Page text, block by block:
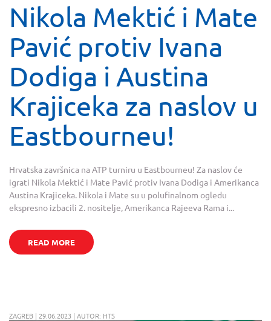
Nikola Mektić i Mate
Pavić protiv Ivana
Dodiga i Austina
Krajiceka za naslov u
Eastbourneu!
Hrvatska završnica na ATP turniru u Eastbourneu! Za naslov će
igrati Nikola Mektić i Mate Pavić protiv Ivana Dodiga i Amerikanca
Austina Krajiceka. Nikola i Mate su u polufinalnom ogledu
ekspresno izbacili 2. nositelje, Amerikanca Rajeeva Rama i...
READ MORE
ZAGREB | 29.06.2023 | AUTOR: HTS